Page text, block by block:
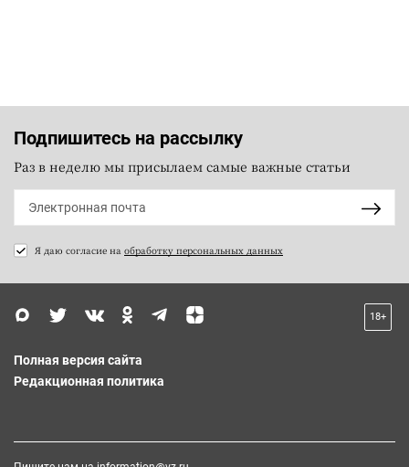
Подпишитесь на рассылку
Раз в неделю мы присылаем самые важные статьи
Я даю согласие на обработку персональных данных
18+
Полная версия сайта
Редакционная политика